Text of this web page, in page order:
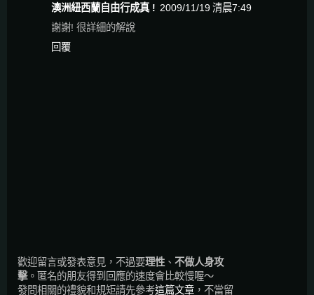
澳洲紐西蘭自由行成真 ! 2009/11/19 清晨7:49
謝謝! 很詳細的解說
回覆
歡迎留言或發表意見，不過要理性、 不做人身攻
擊。匿名的朋友得到回應的速度會比較慢喔～
發問相關的禮貌和規矩請先參考這篇文章 ，不當留